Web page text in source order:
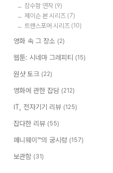
잠수함 연작 (9)
제이슨 본 시리즈 (7)
트랜스포머 시리즈 (10)
영화 속 그 장소 (2)
웹툰: 시네마 그레피티 (15)
원샷 토크 (22)
영화에 관한 잡담 (212)
IT, 전자기기 리뷰 (125)
잡다한 리뷰 (55)
페니웨이™의 궁시렁 (157)
보관함 (31)